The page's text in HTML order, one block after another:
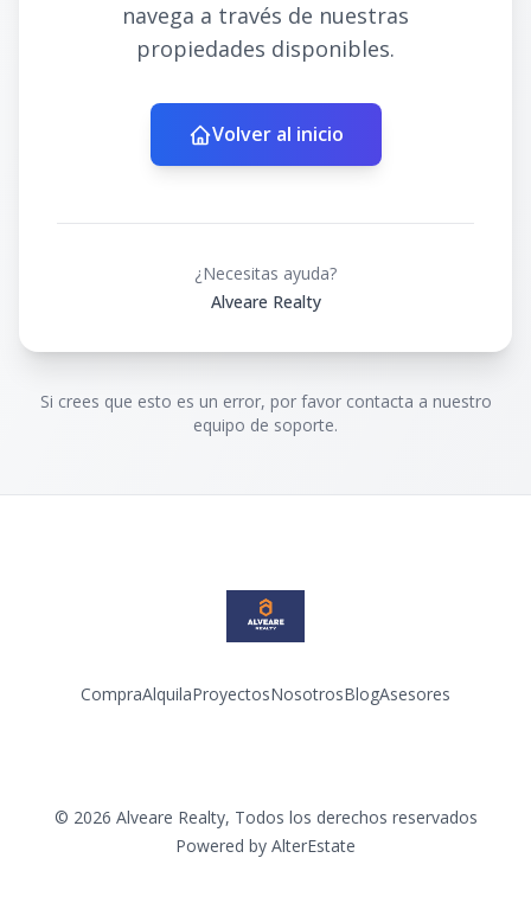
navega a través de nuestras
propiedades disponibles.
Volver al inicio
¿Necesitas ayuda?
Alveare Realty
Si crees que esto es un error, por favor contacta a nuestro
equipo de soporte.
CompraAlquilaProyectosNosotrosBlogAsesores
© 2026 Alveare Realty, Todos los derechos reservados
Powered by AlterEstate